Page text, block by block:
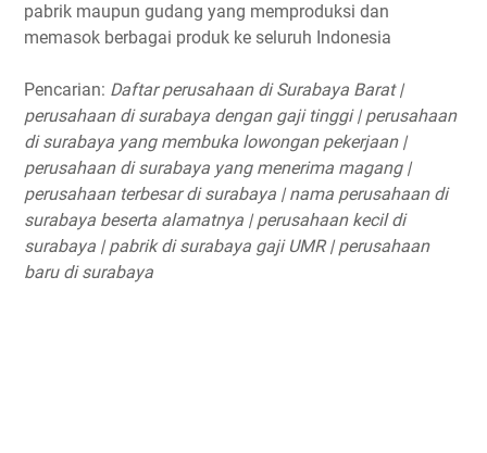
pabrik maupun gudang yang memproduksi dan
memasok berbagai produk ke seluruh Indonesia
Pencarian: Daftar perusahaan di Surabaya Barat |
perusahaan di surabaya dengan gaji tinggi | perusahaan
di surabaya yang membuka lowongan pekerjaan |
perusahaan di surabaya yang menerima magang |
perusahaan terbesar di surabaya | nama perusahaan di
surabaya beserta alamatnya | perusahaan kecil di
surabaya | pabrik di surabaya gaji UMR | perusahaan
baru di surabaya